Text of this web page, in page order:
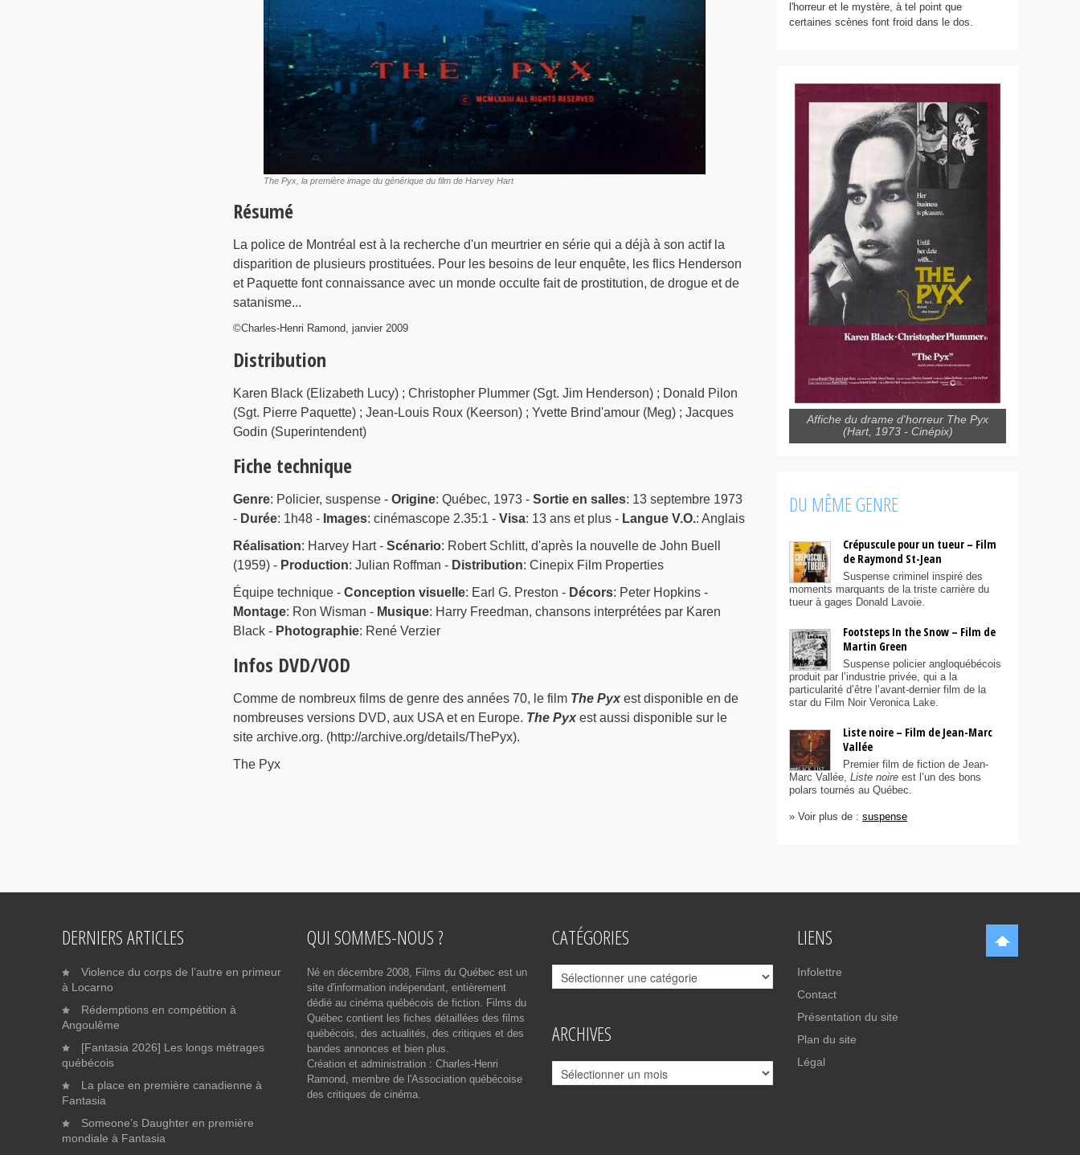
The Pyx, la première image du générique du film de Harvey Hart
Résumé
La police de Montréal est à la recherche d'un meurtrier en série qui a déjà à son actif la
disparition de plusieurs prostituées. Pour les besoins de leur enquête, les flics Henderson
et Paquette font connaissance avec un monde occulte fait de prostitution, de drogue et de
satanisme...
©Charles-Henri Ramond, janvier 2009
Distribution
Karen Black (Elizabeth Lucy) ; Christopher Plummer (Sgt. Jim Henderson) ; Donald Pilon
(Sgt. Pierre Paquette) ; Jean-Louis Roux (Keerson) ; Yvette Brind'amour (Meg) ; Jacques
Godin (Superintendent)
Fiche technique
Genre: Policier, suspense - Origine: Québec, 1973 - Sortie en salles: 13 septembre 1973
- Durée: 1h48 - Images: cinémascope 2.35:1 - Visa: 13 ans et plus - Langue V.O.: Anglais
Réalisation: Harvey Hart - Scénario: Robert Schlitt, d'après la nouvelle de John Buell
(1959) - Production: Julian Roffman - Distribution: Cinepix Film Properties
Équipe technique - Conception visuelle: Earl G. Preston - Décors: Peter Hopkins -
Montage: Ron Wisman - Musique: Harry Freedman, chansons interprétées par Karen
Black - Photographie: René Verzier
Infos DVD/VOD
Comme de nombreux films de genre des années 70, le film The Pyxest disponible en de
nombreuses versions DVD, aux USA et en Europe. The Pyxest aussi disponible sur le
site archive.org. (http://archive.org/details/ThePyx).
The Pyx
l'horreur et le mystère, à tel point que
certaines scènes font froid dans le dos.
Affiche du drame d'horreur The Pyx
(Hart, 1973 - Cinépix)
DU MÊME GENRE
Crépuscule pour un tueur – Film
de Raymond St-Jean
Suspense criminel inspiré des
moments marquants de la triste carrière du
tueur à gages Donald Lavoie.
Footsteps In the Snow – Film de
Martin Green
Suspense policier angloquébécois
produit par l’industrie privée, qui a la
particularité d’être l’avant-dernier film de la
star du Film Noir Veronica Lake.
Liste noire – Film de Jean-Marc
Vallée
Premier film de fiction de Jean-
Marc Vallée, Liste noire est l’un des bons
polars tournés au Québec.
» Voir plus de : suspense
DERNIERS ARTICLES
Violence du corps de l’autre en primeur
à Locarno
Rédemptions en compétition à
Angoulême
[Fantasia 2026] Les longs métrages
québécois
La place en première canadienne à
Fantasia
Someone’s Daughter en première
mondiale à Fantasia
QUI SOMMES-NOUS ?
Né en décembre 2008, Films du Québec est un
site d'information indépendant, entièrement
dédié au cinéma québécois de fiction. Films du
Québec contient les fiches détaillées des films
québécois, des actualités, des critiques et des
bandes annonces et bien plus.
Création et administration : Charles-Henri
Ramond, membre de l'Association québécoise
des critiques de cinéma.
CATÉGORIES
Catégories
ARCHIVES
Archives
LIENS
Infolettre
Contact
Présentation du site
Plan du site
Légal